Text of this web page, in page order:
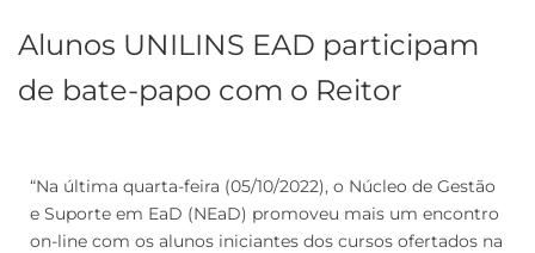
Alunos UNILINS EAD participam
de bate-papo com o Reitor
“Na última quarta-feira (05/10/2022), o Núcleo de Gestão
e Suporte em EaD (NEaD) promoveu mais um encontro
on-line com os alunos iniciantes dos cursos ofertados na